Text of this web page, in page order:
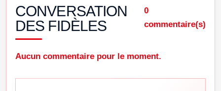
CONVERSATION
DES FIDÈLES
0
commentaire(s)
Aucun commentaire pour le moment.